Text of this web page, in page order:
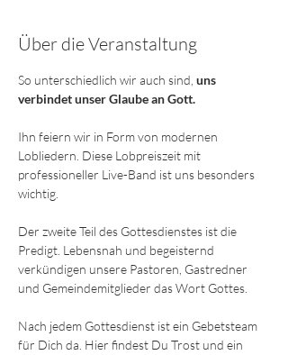
Über die Veranstaltung
So unterschiedlich wir auch sind, uns
verbindet unser Glaube an Gott.
Ihn feiern wir in Form von modernen
Lobliedern. Diese Lobpreiszeit mit
professioneller Live-Band ist uns besonders
wichtig.
Der zweite Teil des Gottesdienstes ist die
Predigt. Lebensnah und begeisternd
verkündigen unsere Pastoren, Gastredner
und Gemeindemitglieder das Wort Gottes.
Nach jedem Gottesdienst ist ein Gebetsteam
für Dich da. Hier findest Du Trost und ein